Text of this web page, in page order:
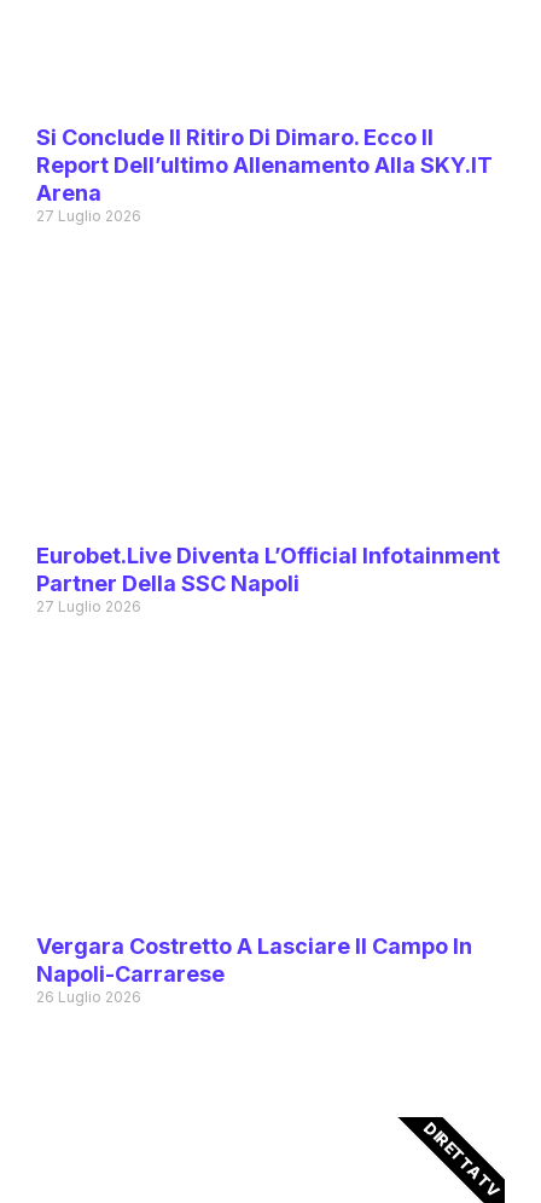
Si Conclude Il Ritiro Di Dimaro. Ecco Il
Report Dell’ultimo Allenamento Alla SKY.IT
Arena
27 Luglio 2026
Eurobet.live Diventa L’Official Infotainment
Partner Della SSC Napoli
27 Luglio 2026
Vergara Costretto A Lasciare Il Campo In
Napoli-Carrarese
26 Luglio 2026
DIRETTA TV